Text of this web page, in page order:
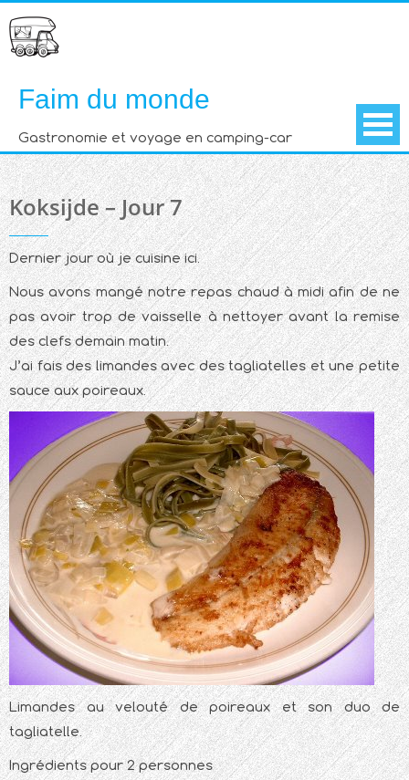
to
content
Faim du monde
Gastronomie et voyage en camping-car
Koksijde – Jour 7
Dernier jour où je cuisine ici.
Nous avons mangé notre repas chaud à midi afin de ne
pas avoir trop de vaisselle à nettoyer avant la remise
des clefs demain matin.
J’ai fais des limandes avec des tagliatelles et une petite
sauce aux poireaux.
Limandes au velouté de poireaux et son duo de
tagliatelle.
Ingrédients pour 2 personnes